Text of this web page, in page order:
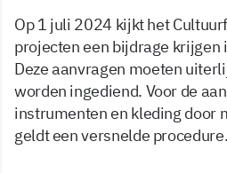
Op 1 juli 2024 kijkt het
projecten een bijdrage
Deze aanvragen moeten
worden ingediend. Voor de
instrumenten en kleding door
geldt een versnelde procedure.